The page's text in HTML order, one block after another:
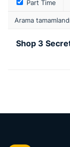
Part Time
Arama
Shop 3